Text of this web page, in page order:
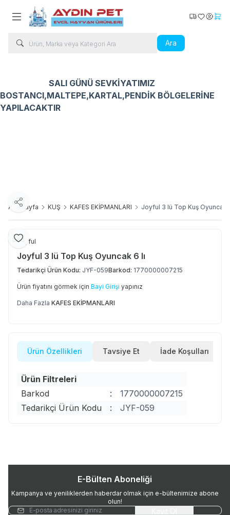
Ara
Kargo Takip
Favorilerim
SALI GÜNÜ SEVKİYATIMIZ
BOSTANCI,MALTEPE,KARTAL,PENDİK BÖLGELERİNE
YAPILACAKTIR
Ana Sayfa KUŞ KAFES EKİPMANLARI Joyful 3 lü Top Kuş Oyuncak
Favoriye Ekle
Paylaş
Joyful
Joyful 3 lü Top Kuş Oyuncak 6 lı
Tedarikçi Ürün Kodu: JYF-059Barkod: 1770000007215
Ürün fiyatını görmek için Bayi Girişi yapınız
Daha Fazla KAFES EKİPMANLARI
Ürün Özellikleri Tavsiye Et İade Koşulları
Ürün Filtreleri
Barkod
:
1770000007215
Tedarikçi Ürün Kodu
: JYF-059
E-Bülten Aboneliği
Kampanya ve yeniliklerden haberdar olmak için e-bültenimize abone
olun!